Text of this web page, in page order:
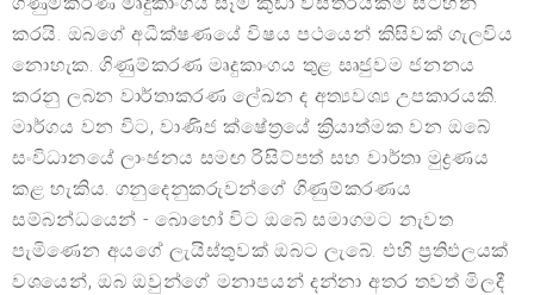
කරයි. ඔබගේ අධීක්ෂණයේ විෂය පථයෙන් කිසිවක් ගැලවිය
නොහැක. ගිණුම්කරණ මෘදුකාංගය තුළ සෘජුවම ජනනය
කරනු ලබන වාර්තාකරණ ලේඛන ද අත්‍යවශ්‍ය උපකාරයකි.
මාර්ගය වන විට, වාණිජ ක්ෂේත්‍රයේ ක්‍රියාත්මක වන ඔබේ
සංවිධානයේ ලාංඡනය සමඟ රිසිට්පත් සහ වාර්තා මුද්‍රණය
කළ හැකිය. ගනුදෙනුකරුවන්ගේ ගිණුම්කරණය
සම්බන්ධයෙන් - බොහෝ විට ඔබේ සමාගමට නැවත
පැමිණෙන අයගේ ලැයිස්තුවක් ඔබට ලැබේ. එහි ප්‍රතිඵලයක්
වශයෙන්, ඔබ ඔවුන්ගේ මනාපයන් දන්නා අතර තවත් මිලදී